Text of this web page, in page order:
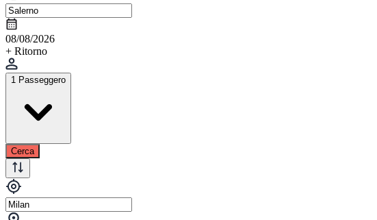
08/08/2026
+ Ritorno
1 Passeggero
Cerca